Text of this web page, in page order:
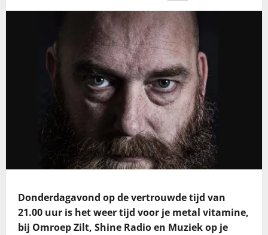
Donderdagavond op de vertrouwde tijd van
21.00 uur is het weer tijd voor je metal vitamine,
bij Omroep Zilt, Shine Radio en Muziek op je